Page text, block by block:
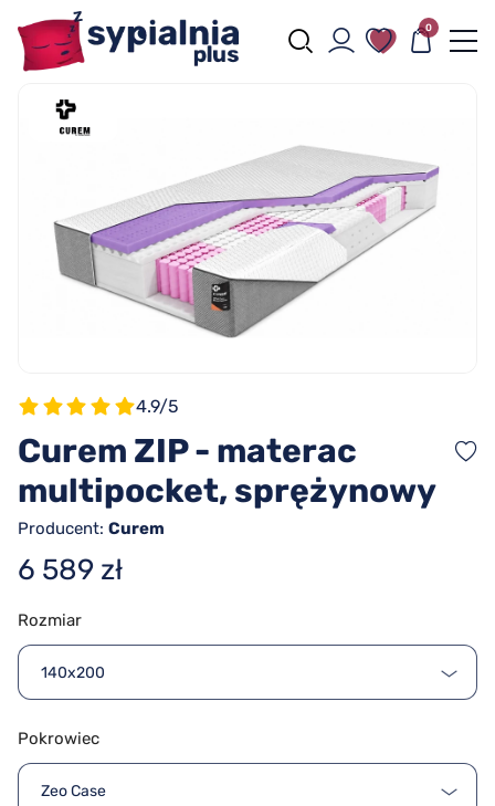
0
4.9/5
Curem ZIP - materac
multipocket, sprężynowy
Producent: Curem
6 589 zł
Rozmiar
140x200
Pokrowiec
Zeo Case